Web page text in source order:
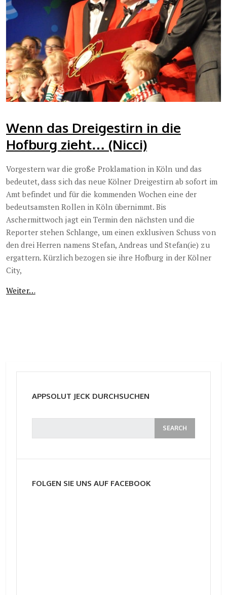
Wenn das Dreigestirn in die
Hofburg zieht… (Nicci)
Vorgestern war die große Proklamation in Köln und das
bedeutet, dass sich das neue Kölner Dreigestirn ab sofort im
Amt befindet und für die kommenden Wochen eine der
bedeutsamsten Rollen in Köln übernimmt. Bis
Aschermittwoch jagt ein Termin den nächsten und die
Reporter stehen Schlange, um einen exklusiven Schuss von
den drei Herren namens Stefan, Andreas und Stefan(ie) zu
ergattern. Kürzlich bezogen sie ihre Hofburg in der Kölner
City,
Weiter…
APPSOLUT JECK DURCHSUCHEN
FOLGEN SIE UNS AUF FACEBOOK